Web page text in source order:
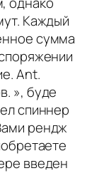
Каждый
сумма
Ant.
», буде
спиннер
рендж
введен